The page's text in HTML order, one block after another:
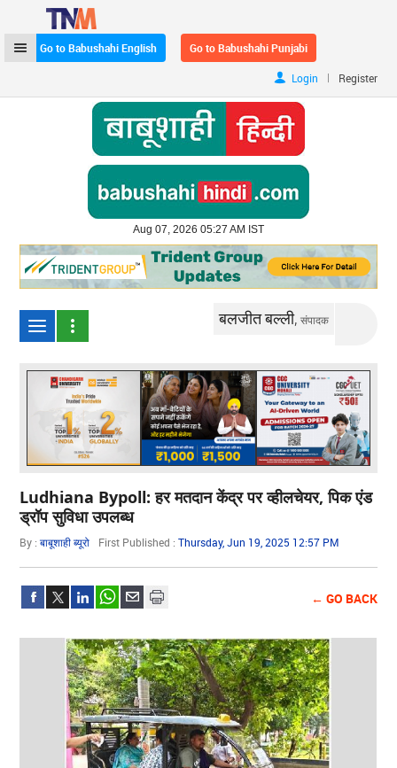
Go to Babushahi English Go to Babushahi Punjabi
Login | Register
Aug 07, 2026 05:27 AM IST
बलजीत बल्ली,संपादक
Ludhiana Bypoll: हर मतदान केंद्र पर व्हीलचेयर, पिक एंड
ड्रॉप सुविधा उपलब्ध
By :बाबूशाही ब्यूरो First Published :Thursday, Jun 19, 2025 12:57 PM
← GO BACK